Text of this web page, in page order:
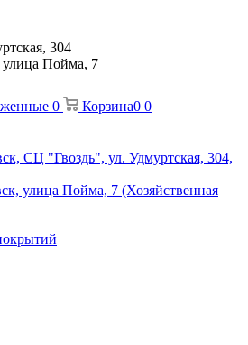
304
улица Пойма, 7
0 Корзина0 0
СЦ "Гвоздь", ул. Удмуртская, 304,
улица Пойма, 7 (Хозяйственная